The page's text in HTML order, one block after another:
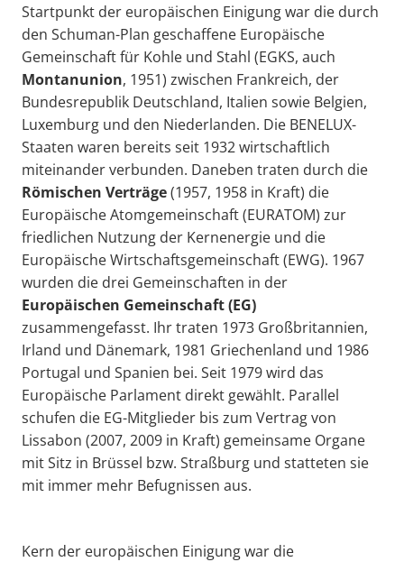
Startpunkt der europäischen Einigung war die durch
den Schuman-Plan geschaffene Europäische
Gemeinschaft für Kohle und Stahl (EGKS, auch
Montanunion, 1951) zwischen Frankreich, der
Bundesrepublik Deutschland, Italien sowie Belgien,
Luxemburg und den Niederlanden. Die BENELUX-
Staaten waren bereits seit 1932 wirtschaftlich
miteinander verbunden. Daneben traten durch die
Römischen Verträge(1957, 1958 in Kraft) die
Europäische Atomgemeinschaft (EURATOM) zur
friedlichen Nutzung der Kernenergie und die
Europäische Wirtschaftsgemeinschaft (EWG). 1967
wurden die drei Gemeinschaften in der
Europäischen Gemeinschaft (EG)
zusammengefasst. Ihr traten 1973 Großbritannien,
Irland und Dänemark, 1981 Griechenland und 1986
Portugal und Spanien bei. Seit 1979 wird das
Europäische Parlament direkt gewählt. Parallel
schufen die EG-Mitglieder bis zum Vertrag von
Lissabon (2007, 2009 in Kraft) gemeinsame Organe
mit Sitz in Brüssel bzw. Straßburg und statteten sie
mit immer mehr Befugnissen aus.
Kern der europäischen Einigung war die